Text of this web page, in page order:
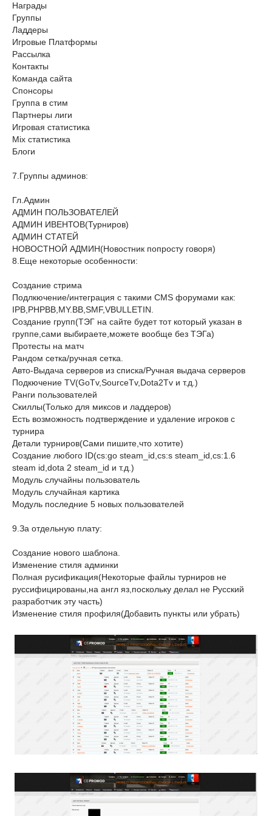
Награды
Группы
Ладдеры
Игровые Платформы
Рассылка
Контакты
Команда сайта
Спонсоры
Группа в стим
Партнеры лиги
Игровая cтатистика
Mix статистика
Блоги
7.Группы админов:
Гл.Админ
АДМИН ПОЛЬЗОВАТЕЛЕЙ
АДМИН ИВЕНТОВ(Турниров)
АДМИН СТАТЕЙ
НОВОСТНОЙ АДМИН(Новостник попросту говоря)
8.Еще некоторые особенности:
Создание стрима
Подлкючение/интеграция с такими CMS форумами как:
IPB,PHPBB,MY.BB,SMF,VBULLETIN.
Создание групп(ТЭГ на сайте будет тот который указан в
группе,сами выбираете,можете вообще без ТЭГа)
Протесты на матч
Рандом сетка/ручная сетка.
Авто-Выдача серверов из списка/Ручная выдача серверов
Подкючение TV(GoTv,SourceTv,Dota2Tv и т.д.)
Ранги пользователей
Скиллы(Только для миксов и ладдеров)
Есть возможность подтверждение и удаление игроков с
турнира
Детали турниров(Сами пишите,что хотите)
Создание любого ID(cs:go steam_id,cs:s steam_id,cs:1.6
steam id,dota 2 steam_id и т.д.)
Модуль случайны пользователь
Модуль случайная картика
Модуль последние 5 новых пользователей
9.За отдельную плату:
Создание нового шаблона.
Изменение стиля админки
Полная русификация(Некоторые файлы турниров не
руссифицированы,на англ яз,поскольку делал не Русский
разработчик эту часть)
Изменение стиля профиля(Добавить пункты или убрать)